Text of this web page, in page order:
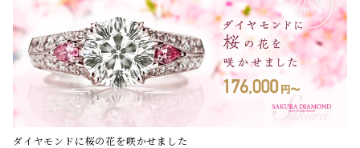
ダイヤモンドに桜の花を咲かせました